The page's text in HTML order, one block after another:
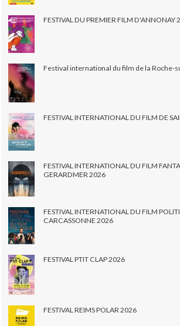
FESTIVAL DU PREMIER FILM D'ANNONAY
Festival international du film de la Roche-
FESTIVAL INTERNATIONAL DU FILM DE
FESTIVAL INTERNATIONAL DU FILM
GERARDMER 2026
FESTIVAL INTERNATIONAL DU FILM
CARCASSONNE 2026
FESTIVAL PTIT CLAP 2026
FESTIVAL REIMS POLAR 2026